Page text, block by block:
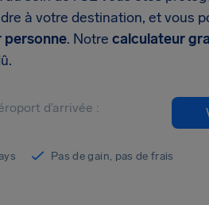
à votre destination, et vous
personne. Notre calculateur
Pas de gain, pas de frais